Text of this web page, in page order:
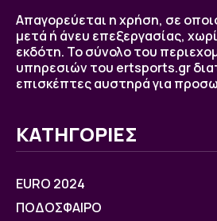
Απαγορεύεται η χρήση, σε
μετά ή άνευ επεξεργασίας,
εκδότη. Το σύνολο του
υπηρεσιών του ertsports.gr
επισκέπτες αυστηρά για
ΚΑΤΗΓΟΡΙΕΣ
EURO 2024
ΠΟΔΟΣΦΑΙΡΟ